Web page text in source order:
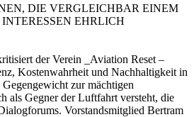
DIE VERGLEICHBAR EINEM
EHRLICH
der Verein _Aviation Reset –
Kostenwahrheit und Nachhaltigkeit in
zur mächtigen
als Gegner der Luftfahrt versteht, die
Vorstandsmitglied Bertram